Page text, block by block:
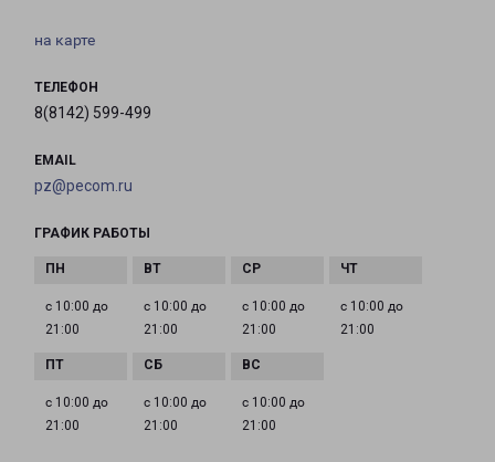
на карте
ТЕЛЕФОН
8(8142) 599-499
EMAIL
pz@pecom.ru
ГРАФИК РАБОТЫ
с 10:00 до
21:00
с 10:00 до
21:00
с 10:00 до
21:00
с 10:00 до
21:00
с 10:00 до
21:00
с 10:00 до
21:00
с 10:00 до
21:00